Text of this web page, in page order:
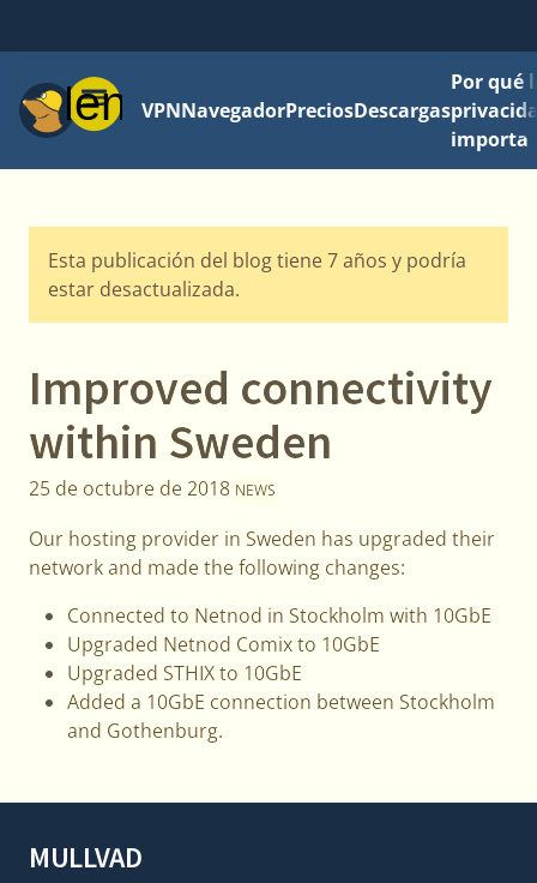
MenúVPNNavegadorPreciosDescargas
Por qué
importa
Esta publicación del blog tiene 7 años y podría
estar desactualizada.
Improved connectivity
within Sweden
25 de octubre de 2018 NEWS
Our hosting provider in Sweden has upgraded their
network and made the following changes:
Connected to Netnod in Stockholm with 10GbE
Upgraded Netnod Comix to 10GbE
Upgraded STHIX to 10GbE
Added a 10GbE connection between Stockholm
and Gothenburg.
MULLVAD